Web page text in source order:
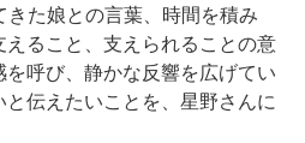
きた娘との言葉、時間を積み
ること、支えられることの意
呼び、静かな反響を広げてい
伝えたいことを、星野さんに